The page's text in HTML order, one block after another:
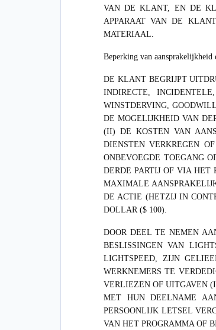
VAN DE KLANT, EN DE
APPARAAT VAN DE
MATERIAAL.
Beperking van
DE KLANT BEGRIJPT
INDIRECTE,
WINSTDERVING,
DE MOGELIJKHEID VAN
(II) DE KOSTEN VAN
DIENSTEN VERKREGEN
ONBEVOEGDE TOEGANG
DERDE PARTIJ OF VIA HET
MAXIMALE
DE ACTIE (HETZIJ IN
DOLLAR ($ 100).
DOOR DEEL TE NEMEN
BESLISSINGEN VAN
LIGHTSPEED, ZIJN
WERKNEMERS TE
VERLIEZEN OF UITGAVEN
MET HUN DEELNAME
PERSOONLIJK LETSEL
VAN HET PROGRAMMA OF